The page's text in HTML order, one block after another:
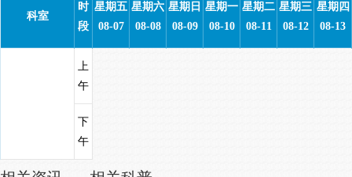
科室
时
段
星期五
08-07
星期六
08-08
星期日
08-09
星期一
08-10
星期二
08-11
星期三
08-12
星期四
08-13
上
午
下
午